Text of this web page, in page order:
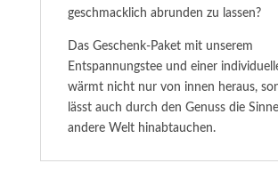
geschmacklich abrunden zu lassen?
Das Geschenk-Paket mit unserem
Entspannungstee und einer
wärmt nicht nur von innen heraus,
lässt auch durch den Genuss die
andere Welt hinabtauchen.